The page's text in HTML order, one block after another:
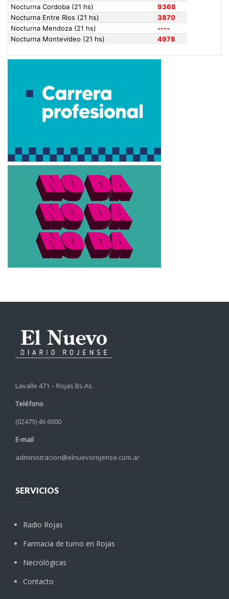
Lavalle 471 – Rojas Bs.As.
Teléfono
(02475) 46 6000
E-mail
administracion@elnuevorojense.com.ar
SERVICIOS
Radio Rojas
Farmacia de turno en Rojas
Necrológicas
Contacto